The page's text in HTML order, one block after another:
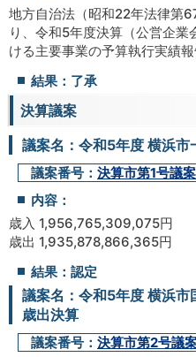
地方自治法（昭和22年法律第
り、令和5年度決算（公営企
ける主要事業の予算執行実績
結果：了承
決算議案
議案名：令和5年度 横浜市
議案番号： 決算市第1号議
内容：
歳入 1,956,765,309,075円
歳出 1,935,878,866,365円
結果：認定
議案名：令和5年度 横浜市
歳出決算
議案番号： 決算市第2号議